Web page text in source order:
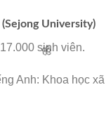
University)
sinh viên.
Anh: Khoa học